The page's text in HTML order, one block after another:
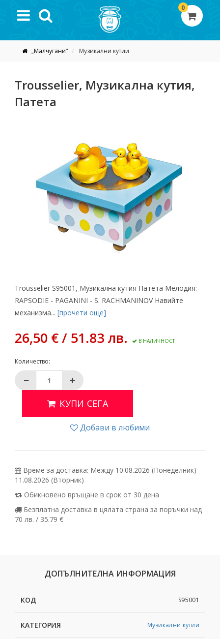
0
„Малчугани“ Музикални кутии
Trousselier, Mузикална кутия,
Патета
Trousselier S95001, Mузикална кутия Патета Мелодия:
RAPSODIE - PAGANINI - S. RACHMANINOV Навийте
механизма... [прочети още]
26,50 € / 51.83 лв. В НАЛИЧНОСТ
Количество:
КУПИ СЕГА
Добави в любими
Време за доставка: Между 10.08.2026 (Понеделник) -
11.08.2026 (Вторник)
Обикновено връщане в срок от 30 дена
Безплатна доставка в цялата страна за поръчки над
70 лв. / 35.79 €
ДОПЪЛНИТЕЛНА ИНФОРМАЦИЯ
КОД S95001
КАТЕГОРИЯ Музикални кутии